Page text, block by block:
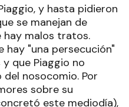
y hasta pidieron
se manejan de
malos tratos.
hay "una persecución"
que Piaggio no
nosocomio. Por
sobre su
este mediodía),